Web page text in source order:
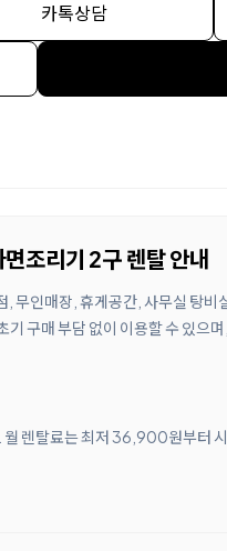
카톡상담
조리기 2구 렌탈 안내
인매장, 휴게공간, 사무실 탕비
구매 부담 없이 이용할 수 있으
렌탈료는 최저 36,900원부터